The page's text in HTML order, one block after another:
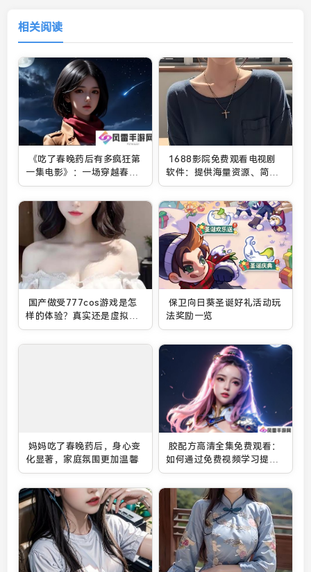
相关阅读
《吃了春晚药后有多疯狂第
一集电影》：一场穿越春晚
的极限挑战
1688影院免费观看电视剧
软件：提供海量资源、简洁
界面与无广告观影体验的优
质平台
国产做受777cos游戏是怎
样的体验？真实还是虚拟，
谁能解读其中之谜？
保卫向日葵圣诞好礼活动玩
法奖励一览
妈妈吃了春晚药后，身心变
化显著，家庭氛围更加温馨
胶配方高清全集免费观看：
如何通过免费视频学习提升
胶水配方技能？